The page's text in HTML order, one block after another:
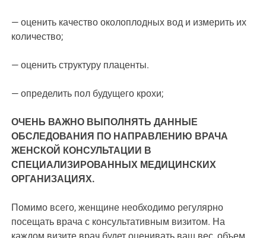
— оценить качество околоплодных вод и измерить их
количество;
— оценить структуру плаценты.
— определить пол будущего крохи;
ОЧЕНЬ ВАЖНО ВЫПОЛНЯТЬ ДАННЫЕ
ОБСЛЕДОВАНИЯ ПО НАПРАВЛЕНИЮ ВРАЧА
ЖЕНСКОЙ КОНСУЛЬТАЦИИ В
СПЕЦИАЛИЗИРОВАННЫХ МЕДИЦИНСКИХ
ОРГАНИЗАЦИЯХ.
Помимо всего, женщине необходимо регулярно
посещать врача с консультативным визитом. На